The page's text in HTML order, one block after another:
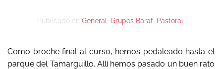
Publicado en General Grupos Barat Pastoral
Como broche final al curso, hemos pedaleado hasta el
parque del Tamarguillo. Allí hemos pasado un buen rato